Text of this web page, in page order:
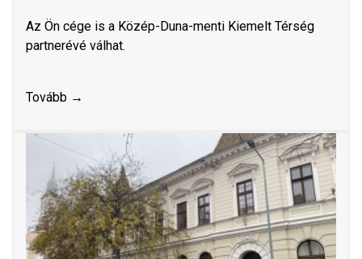
Az Ön cége is a Közép-Duna-menti Kiemelt Térség
partnerévé válhat.
Tovább →